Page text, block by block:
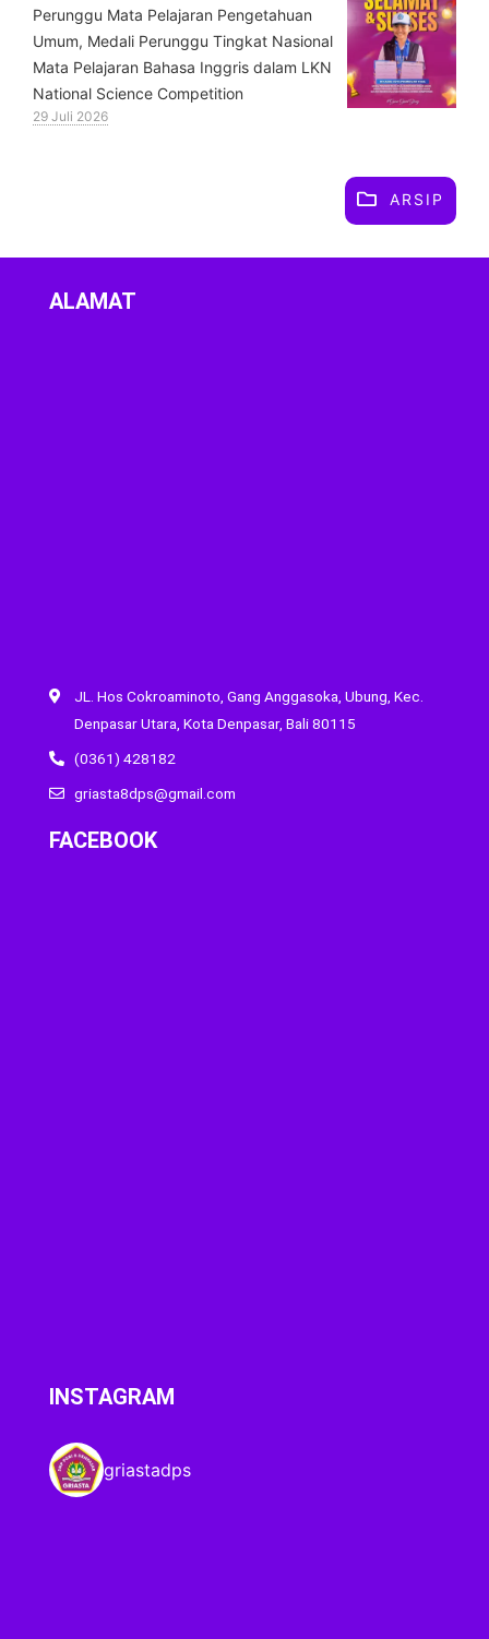
Perunggu Mata Pelajaran Pengetahuan
Umum, Medali Perunggu Tingkat Nasional
Mata Pelajaran Bahasa Inggris dalam LKN
National Science Competition
29 Juli 2026
ARSIP
ALAMAT
JL. Hos Cokroaminoto, Gang Anggasoka, Ubung, Kec.
Denpasar Utara, Kota Denpasar, Bali 80115
(0361) 428182
griasta8dps@gmail.com
FACEBOOK
INSTAGRAM
griastadps